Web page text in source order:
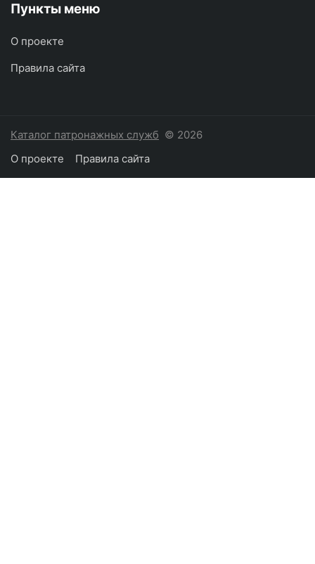
Пункты меню
О проекте
Правила сайта
Каталог патронажных служб © 2026
О проекте
Правила сайта